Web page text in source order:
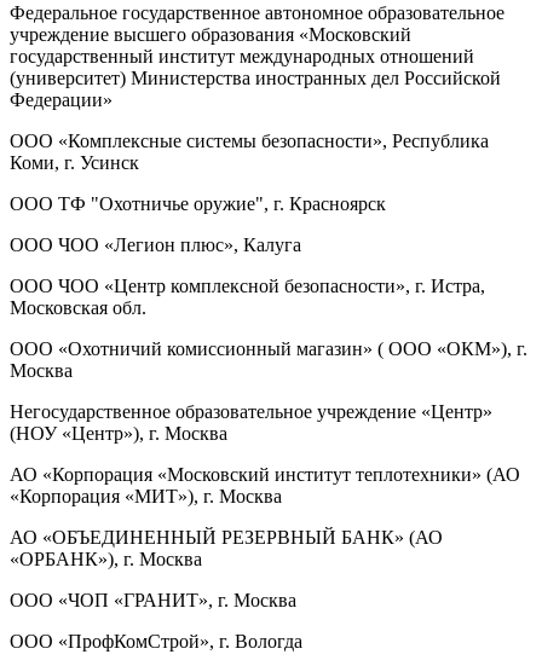
Федеральное государственное автономное образовательное
учреждение высшего образования «Московский
государственный институт международных отношений
(университет) Министерства иностранных дел Российской
Федерации»
ООО «Комплексные системы безопасности», Республика
Коми, г. Усинск
ООО ТФ "Охотничье оружие", г. Красноярск
ООО ЧОО «Легион плюс», Калуга
ООО ЧОО «Центр комплексной безопасности», г. Истра,
Московская обл.
ООО «Охотничий комиссионный магазин» ( ООО «ОКМ»), г.
Москва
Негосударственное образовательное учреждение «Центр»
(НОУ «Центр»), г. Москва
АО «Корпорация «Московский институт теплотехники» (АО
«Корпорация «МИТ»), г. Москва
АО «ОБЪЕДИНЕННЫЙ РЕЗЕРВНЫЙ БАНК» (АО
«ОРБАНК»), г. Москва
ООО «ЧОП «ГРАНИТ», г. Москва
ООО «ПрофКомСтрой», г. Вологда